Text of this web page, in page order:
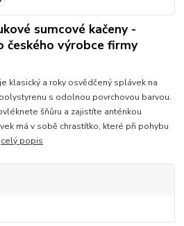
sumcové kačeny -
českého výrobce firmy
klasický a roky osvědčený splávek na
s odolnou povrchovou barvou.
šňůru a zajistíte anténkou
má v sobě chrastítko, které při pohybu
celý popis